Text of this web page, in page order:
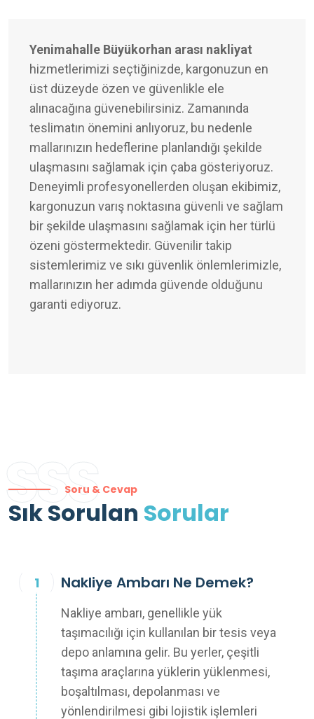
Yenimahalle Büyükorhan arası nakliyat
hizmetlerimizi seçtiğinizde, kargonuzun en
üst düzeyde özen ve güvenlikle ele
alınacağına güvenebilirsiniz. Zamanında
teslimatın önemini anlıyoruz, bu nedenle
mallarınızın hedeflerine planlandığı şekilde
ulaşmasını sağlamak için çaba gösteriyoruz.
Deneyimli profesyonellerden oluşan ekibimiz,
kargonuzun varış noktasına güvenli ve sağlam
bir şekilde ulaşmasını sağlamak için her türlü
özeni göstermektedir. Güvenilir takip
sistemlerimiz ve sıkı güvenlik önlemlerimizle,
mallarınızın her adımda güvende olduğunu
garanti ediyoruz.
SSSSoru & Cevap
Sık Sorulan Sorular
Nakliye Ambarı Ne Demek?
Nakliye ambarı, genellikle yük
taşımacılığı için kullanılan bir tesis veya
depo anlamına gelir. Bu yerler, çeşitli
taşıma araçlarına yüklerin yüklenmesi,
boşaltılması, depolanması ve
yönlendirilmesi gibi lojistik işlemleri